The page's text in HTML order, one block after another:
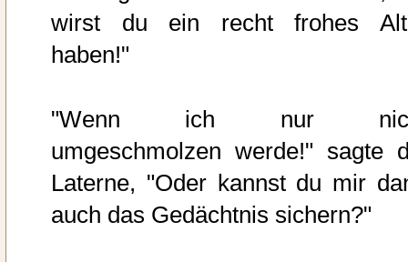
wirst du ein recht frohes
haben!"
"Wenn ich nur
umgeschmolzen werde!" sagte
Laterne, "Oder kannst du mir
auch das Gedächtnis sichern?"